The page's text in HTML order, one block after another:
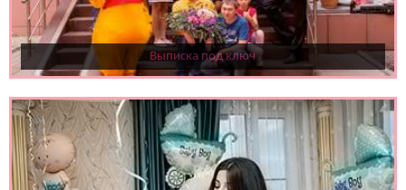
Выписка под ключ